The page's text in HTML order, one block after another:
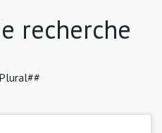
recherche